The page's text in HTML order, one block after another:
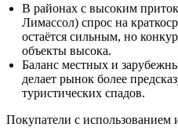
В районах с высоким
Лимассол) спрос на
остаётся сильным, но
объекты высока.
Баланс местных и
делает рынок более
туристических спадов.
Покупатели с использованием